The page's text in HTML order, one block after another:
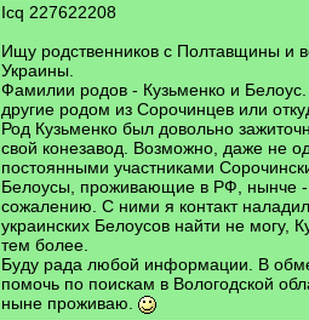
Icq 227622208
Ищу родственников с Полтавщины и
Украины.
Фамилии родов - Кузьменко и
другие родом из Сорочинцев или
Род Кузьменко был довольно
свой конезавод. Возможно, даже не
постоянными участниками
Белоусы, проживающие в РФ, нынче -
сожалению. С ними я контакт
украинских Белоусов найти не могу,
тем более.
Буду рада любой информации. В
помочь по поискам в Вологодской
ныне проживаю.